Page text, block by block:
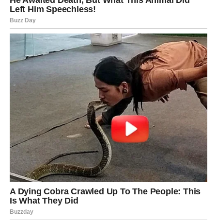
si porastao/la kroz sve što te lomilo, i sada trebaš zaštititi
osobu koja si postao/la.
Čuvaj se i vlastitih misli koje te vraćaju unazad. Ponekad
opasnost nije u osobi koja se javlja, nego u tvojoj želji da
ovaj put sve bude drugačije. Ali zapamti, da bi bilo
drugačije, moraju postojati drugačija djela, ne samo
drugačije riječi.
U narednim danima možeš dobiti znak da je vrijeme da
nešto konačno pustiš. Možda ćeš shvatiti da te više ne
boli kao prije. Možda ćeš osjetiti da ti srce više ne trči
prema onome što ga je nekada lomilo. To je znak
iscjeljenja. To je znak da tvoj anđeo stoji uz tebe i
pokazuje ti put naprijed.
Poruka anđela broj 3 glasi:
Ne vraćaj se tamo gdje si izgubio/la sebe. Ono što je